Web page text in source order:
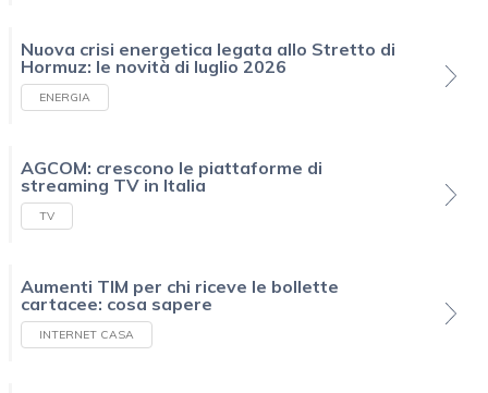
Nuova crisi energetica legata allo Stretto di
Hormuz: le novità di luglio 2026
ENERGIA
AGCOM: crescono le piattaforme di
streaming TV in Italia
TV
Aumenti TIM per chi riceve le bollette
cartacee: cosa sapere
INTERNET CASA